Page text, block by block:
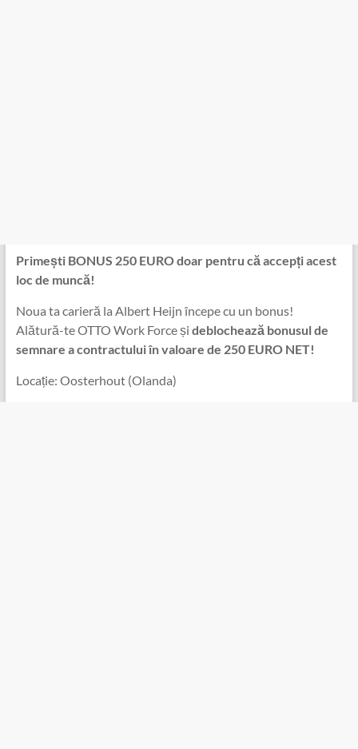
Primești BONUS 250 EURO doar pentru că ️︃︁︉︁︍︅︄​︂︆︄︅​︁︁︎︌​︈︂︇︍​︈︆︅️︊︄︈︌︊︎︂︎accepți acest
loc de muncă!
Noua ta carieră la Albert Heijn începe cu un bonus!
Alătură-te OTTO Work Force și deblochează bonusul de
semnare a contractului în valoare de 250 EURO NET!
Locație: Oosterhout ️︃︁︉︁︍︅︄​︂︆︄︅​︁︁︎︌​︈︂︇︍​︈︆︅️︊︄︈︌︊︎︂︎(Olanda)